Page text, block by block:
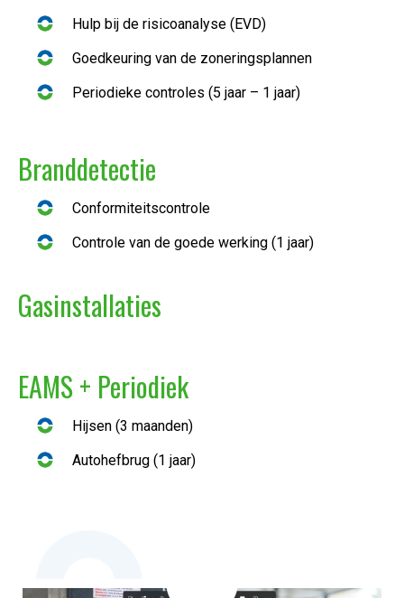
Hulp bij de risicoanalyse (EVD)
Goedkeuring van de zoneringsplannen
Periodieke controles (5 jaar – 1 jaar)
Branddetectie
Conformiteitscontrole
Controle van de goede werking (1 jaar)
Gasinstallaties
EAMS + Periodiek
Hijsen (3 maanden)
Autohefbrug (1 jaar)